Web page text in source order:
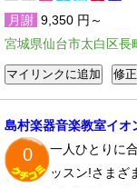
月謝 9,350 円～
宮城県仙台市太白区長
島村楽器音楽教室イオ
0
一人ひとりに
ッスン!さまざ